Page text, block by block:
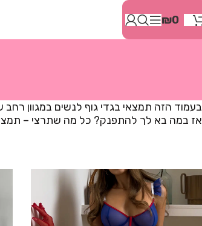
זֶה
אָתָרִים".
הַמְּסַיַּעַת
לִנְגִישׁוּת
תַּפְרִיט
הֵנְּגִישׁוּת
לְחַץ
ALT+0
₪0
בעמוד הזה תמצאי בגדי גוף לנשים במגוון
אז במה בא לך להתפנק? כל מה שתרצי –